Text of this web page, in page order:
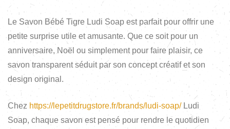
Le Savon Bébé Tigre Ludi Soap est parfait pour offrir une
petite surprise utile et amusante. Que ce soit pour un
anniversaire, Noël ou simplement pour faire plaisir, ce
savon transparent séduit par son concept créatif et son
design original.
Chez https://lepetitdrugstore.fr/brands/ludi-soap/Ludi
Soap, chaque savon est pensé pour rendre le quotidien